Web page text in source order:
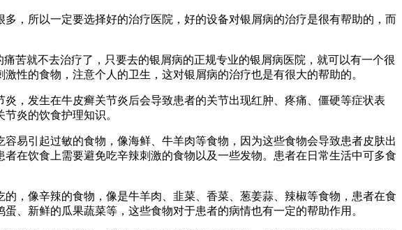
，所以一定要选择好的治疗医院，好的设备对银屑病的治疗是很有帮助的，而
苦就不去治疗了，只要去的银屑病的正规专业的银屑病医院，就可以有一个很
性的食物，注意个人的卫生，这对银屑病的治疗也是有很大的帮助的。
，发生在牛皮癣关节炎后会导致患者的关节出现红肿、疼痛、僵硬等症状表
炎的饮食护理知识。
易引起过敏的食物，像海鲜、牛羊肉等食物，因为这些食物会导致患者皮肤出
在饮食上需要避免吃辛辣刺激的食物以及一些发物。患者在日常生活中可多食
，像辛辣的食物，像是牛羊肉、韭菜、香菜、葱姜蒜、辣椒等食物，患者在食
、新鲜的瓜果蔬菜等，这些食物对于患者的病情也有一定的帮助作用。